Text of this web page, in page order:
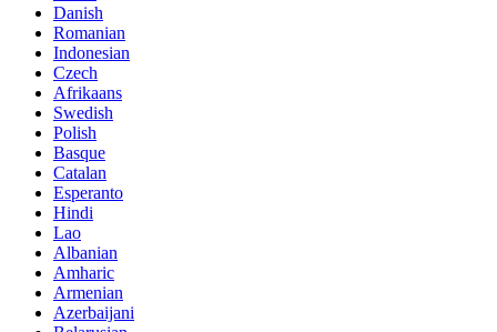
Danish
Romanian
Indonesian
Czech
Afrikaans
Swedish
Polish
Basque
Catalan
Esperanto
Hindi
Lao
Albanian
Amharic
Armenian
Azerbaijani